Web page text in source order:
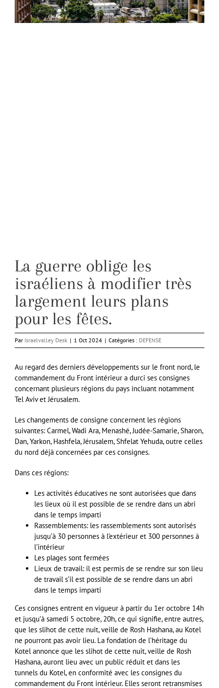
La guerre oblige les
israéliens à modifier très
largement leurs plans
pour les fêtes.
Par Israelvalley Desk | 1 Oct 2024 | Catégories : DEFENSE
Au regard des derniers développements sur le front nord, le
commandement du Front intérieur a durci ses consignes
concernant plusieurs régions du pays incluant notamment
Tel Aviv et Jérusalem.
Les changements de consigne concernent les régions
suivantes: Carmel, Wadi Ara, Menashé, Judée-Samarie, Sharon,
Dan, Yarkon, Hashfela, Jérusalem, Shfelat Yehuda, outre celles
du nord déjà concernées par ces consignes.
Dans ces régions:
Les activités éducatives ne sont autorisées que dans
les lieux où il est possible de se rendre dans un abri
dans le temps imparti
Rassemblements: les rassemblements sont autorisés
jusqu’à 30 personnes à l’extérieur et 300 personnes à
l’intérieur
Les plages sont fermées
Lieux de travail: il est permis de se rendre sur son lieu
de travail s’il est possible de se rendre dans un abri
dans le temps imparti
Ces consignes entrent en vigueur à partir du 1er octobre 14h
et jusqu’à samedi 5 octobre, 20h, ce qui signifie, entre autres,
que les slihot de cette nuit, veille de Rosh Hashana, au Kotel
ne pourront pas avoir lieu. La fondation de l’héritage du
Kotel annonce que les slihot de cette nuit, veille de Rosh
Hashana, auront lieu avec un public réduit et dans les
tunnels du Kotel, en conformité avec les consignes du
commandement du Front intérieur. Elles seront retransmises